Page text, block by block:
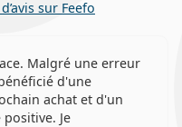
sur Feefo
Malgré une erreur
d'une
achat et d'un
Je